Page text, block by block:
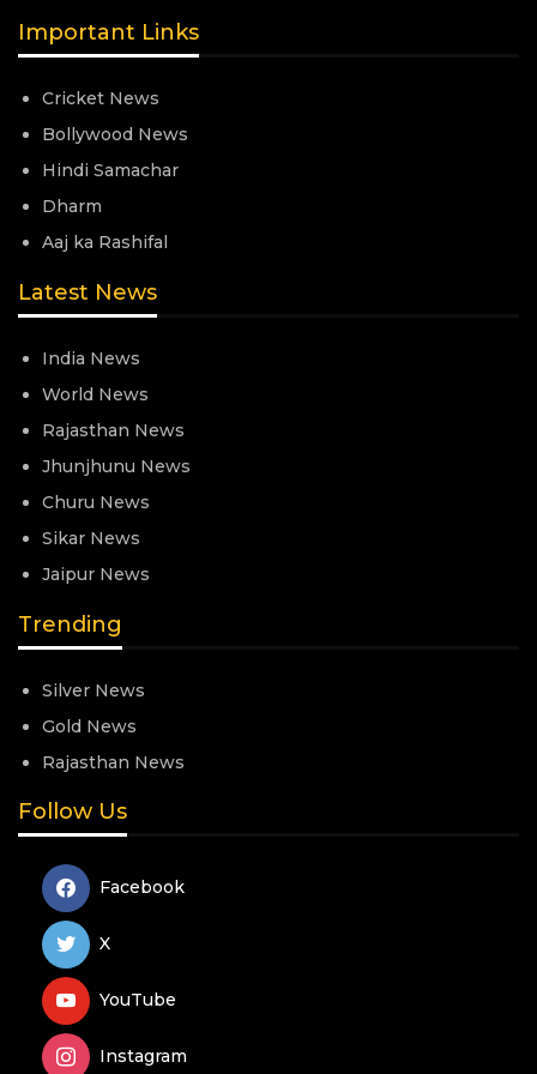
Important Links
Cricket News
Bollywood News
Hindi Samachar
Dharm
Aaj ka Rashifal
Latest News
India News
World News
Rajasthan News
Jhunjhunu News
Churu News
Sikar News
Jaipur News
Trending
Silver News
Gold News
Rajasthan News
Follow Us
Facebook
X
YouTube
Instagram